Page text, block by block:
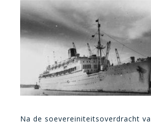
Na de soevereiniteitsoverdracht